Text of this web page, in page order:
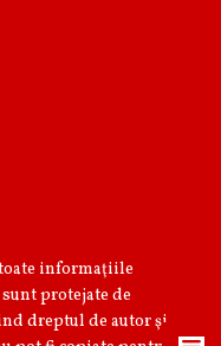
informaţiile
protejate de
dreptul de autor şi